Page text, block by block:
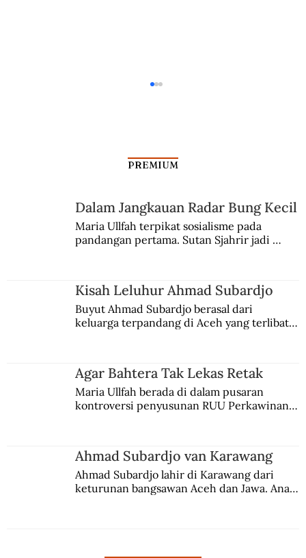
Nobar Film Pengkhianatan G30S/PKI
PREMIUM
Dalam Jangkauan Radar Bung Kecil
Maria Ullfah terpikat sosialisme pada
pandangan pertama. Sutan Sjahrir jadi
Kisah Leluhur Ahmad Subardjo
Buyut Ahmad Subardjo berasal dari
keluarga terpandang di Aceh yang terlibat
Agar Bahtera Tak Lekas Retak
Maria Ullfah berada di dalam pusaran
kontroversi penyusunan RUU Perkawinan.
Ahmad Subardjo van Karawang
Ahmad Subardjo lahir di Karawang dari
keturunan bangsawan Aceh dan Jawa. Anak